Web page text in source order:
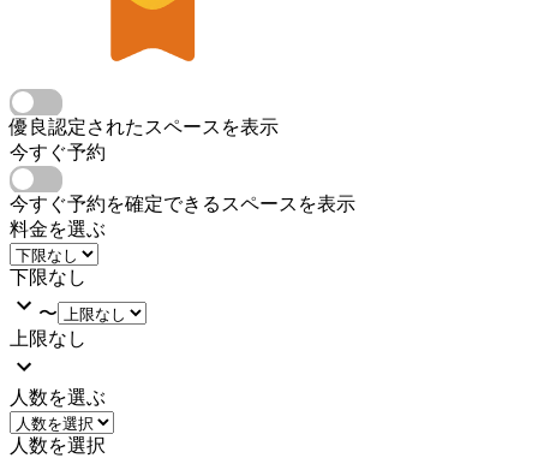
優良認定されたスペースを表示
今すぐ予約
今すぐ予約を確定できるスペースを表示
料金を選ぶ
下限なし
〜
上限なし
人数を選ぶ
人数を選択